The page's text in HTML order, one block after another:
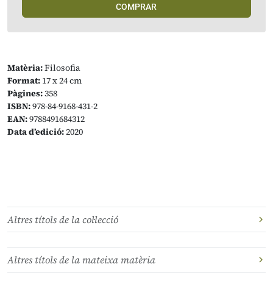
Matèria:Filosofia
Format: 17 x 24 cm
Pàgines:358
ISBN:978-84-9168-431-2
EAN:9788491684312
Data d’edició:2020
COMPRAR
Altres títols de la col·lecció
Altres títols de la mateixa matèria